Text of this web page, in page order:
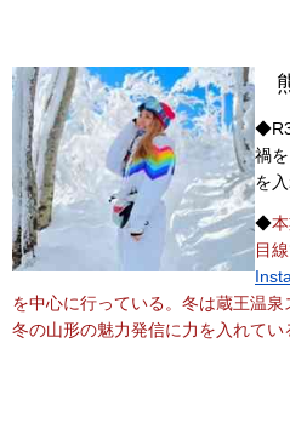
禍
を入
◆
目
を中心に行っている。冬は蔵王温泉
冬の山形の魅力発信に力を入れてい